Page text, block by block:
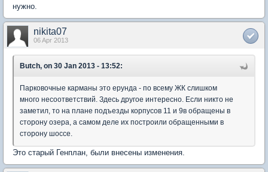
нужно.
nikita07
06 Apr 2013
Butch, on 30 Jan 2013 - 13:52:
Парковочные карманы это ерунда - по всему ЖК слишком
много несоответствий. Здесь другое интересно. Если никто не
заметил, то на плане подъезды корпусов 11 и 9в обращены в
сторону озера, а самом деле их построили обращенными в
сторону шоссе.
Это старый Генплан, были внесены изменения.